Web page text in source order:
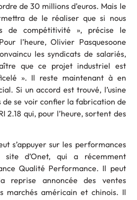
de 30 millions d’euros. Mais le
de le réaliser que si nous
de compétitivité », précise le
l’heure, Olivier Pasquesoone
les syndicats de salariés,
que ce projet industriel est
». Il reste maintenant à en
Si un accord est trouvé, l’usine
de se voir confier la fabrication de
2.18 qui, pour l’heure, sortent des
s’appuyer sur les performances
site d’Onet, qui a récemment
Qualité Performance. Il peut
reprise annoncée des ventes
marchés américain et chinois. Il